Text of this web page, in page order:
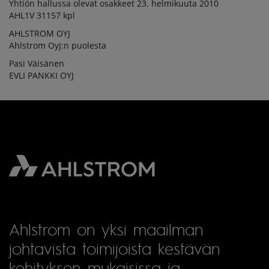
Yhtiön hallussa olevat osakkeet 23. helmikuuta 2010
AHL1V 31157 kpl
AHLSTROM OYJ
Ahlstrom Oyj:n puolesta
Pasi Väisänen
EVLI PANKKI OYJ
Ahlstrom on yksi maailman
johtavista toimijoista kestävän